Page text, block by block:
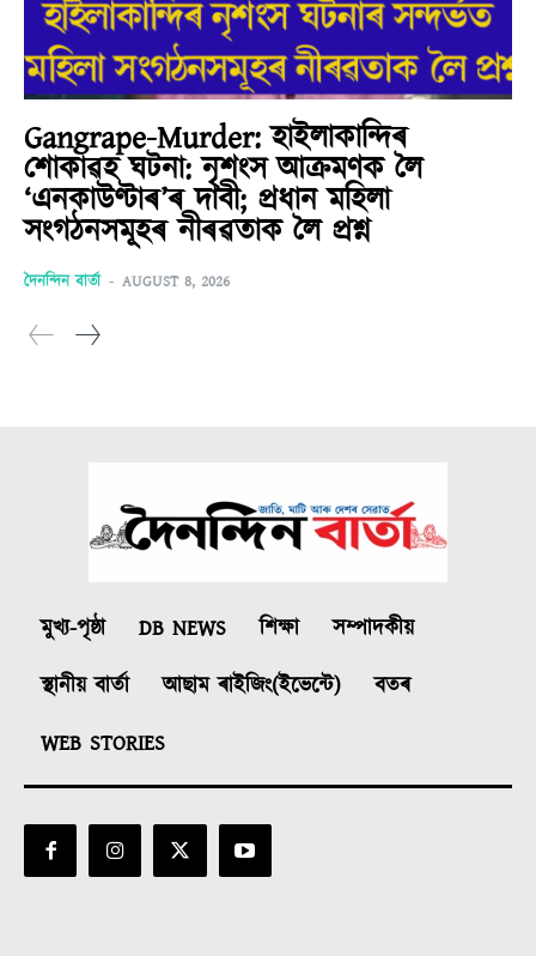
Gangrape-Murder: হাইলাকান্দিৰ
শোকাৱহ ঘটনা: নৃশংস আক্ৰমণক লৈ
‘এনকাউণ্টাৰ’ৰ দাবী; প্ৰধান মহিলা
সংগঠনসমূহৰ নীৰৱতাক লৈ প্ৰশ্ন
দৈনন্দিন বাৰ্তা - AUGUST 8, 2026
মুখ্য-পৃষ্ঠা DB NEWS শিক্ষা
সম্পাদকীয়
স্থানীয় বাৰ্তা
আছাম ৰাইজিং(ইভেন্টে)
বতৰ
WEB STORIES